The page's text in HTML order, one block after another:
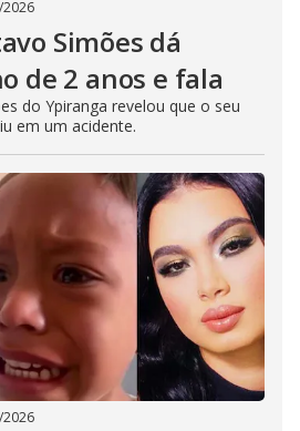
Simões dá
de 2 anos e fala
do Ypiranga revelou que o seu
em um acidente.